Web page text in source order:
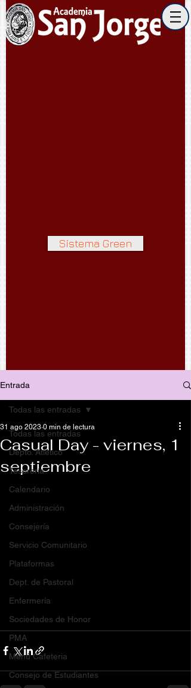
Sistema Green
Entrada
Todas las entradas
Depto. Atlético
Tesorería
Calendario
Administración
Consejería
Servicio Comunitario
Plataformas
Dept. de Pastoral
Enfermería
Sociedades de Honor
PMA
Menú Cafeteria
Consejo de Estudiantes
Todas las entradas
Casual Day - viernes, 1
septiembre
31 ago 2023 0 min de lectura